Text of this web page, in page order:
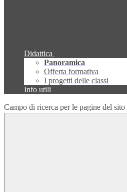
Didattica
Panoramica
Offerta formativa
I progetti delle classi
Info utili
Campo di ricerca per le pagine del sito